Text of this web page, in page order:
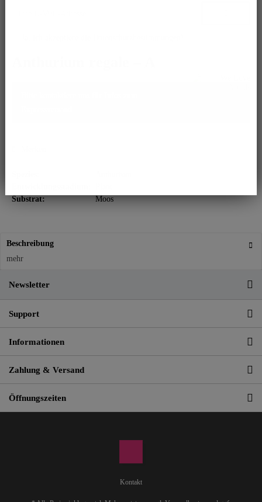
Substrat:
Moos
Beschreibung
mehr
Newsletter
Support
Informationen
Zahlung & Versand
Öffnungszeiten
Kontakt